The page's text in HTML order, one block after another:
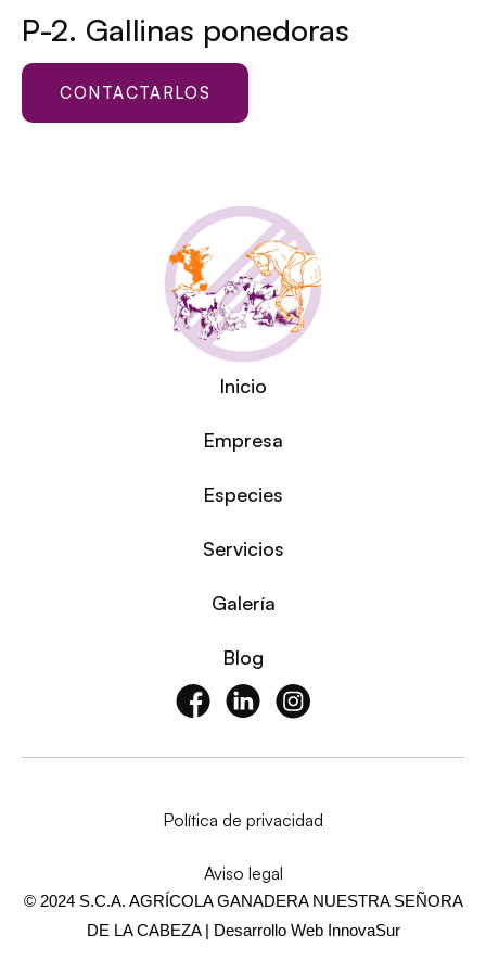
P-2. Gallinas ponedoras
CONTACTARLOS
Inicio
Empresa
Especies
Servicios
Galería
Blog
© 2024 S.C.A. AGRÍCOLA GANADERA NUESTRA SEÑORA
DE LA CABEZA | Desarrollo Web InnovaSur
Política de privacidad
Aviso legal